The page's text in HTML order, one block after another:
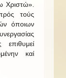
Χριστώ».
τούς
όποιων
καί